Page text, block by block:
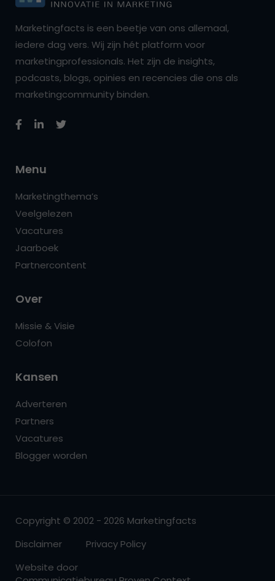
Marketingfacts is een beetje van ons allemaal,
iedere dag vers. Wij zijn hét platform voor
marketingprofessionals. Het zijn de insights,
podcasts, blogs, opinies en recencies die ons als
marketingcommunity binden.
Menu
Marketingthema’s
Veelgelezen
Vacatures
Jaarboek
Partnercontent
Over
Missie & Visie
Colofon
Kansen
Adverteren
Partners
Vacatures
Blogger worden
Copyright © 2002 - 2026 Marketingfacts
Disclaimer
Privacy Policy
Website door